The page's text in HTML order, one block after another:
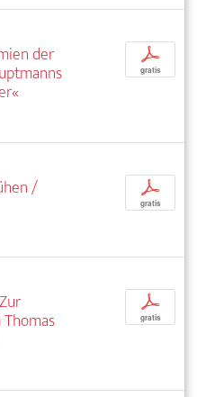
der
p
gratis
/
p
gratis
p
gratis